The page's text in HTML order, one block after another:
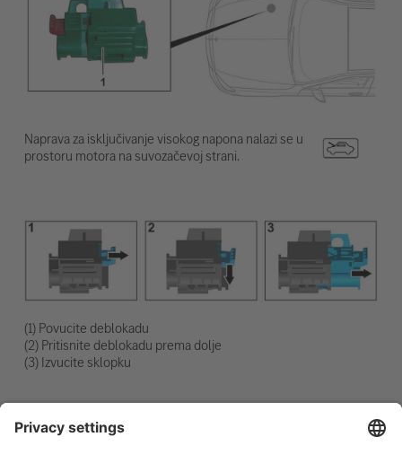
Naprava za isključivanje visokog napona nalazi se u
prostoru motora na suvozačevoj strani.
(1) Povucite deblokadu
(2) Pritisnite deblokadu prema dolje
(3) Izvucite sklopku
1. Uklonite pokrov akumulatora od 12 V